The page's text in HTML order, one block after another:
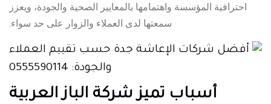
احترافية المؤسسة واهتمامها بالمعايير الصحية والجودة، ويعزز
سمعتها لدى العملاء والزوار على حد سواء.
أسباب تميز شركة الباز العربية